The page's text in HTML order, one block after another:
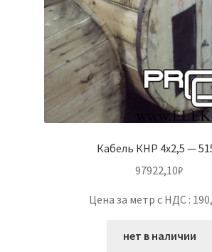
Кабель КНР 4х2,5 —
97922,10₽
Цена за метр с НДС :
нет в наличии